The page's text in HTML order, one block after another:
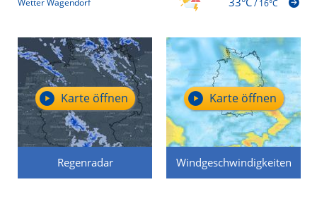
Wetter Wagendorf /16°C
Regenradar
Karte öffnen
Windgeschwindigkeiten
Karte öffnen